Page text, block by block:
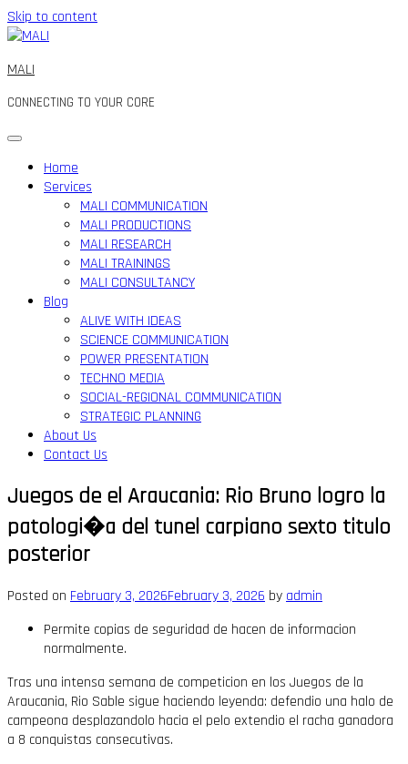
Skip to content
MALI
CONNECTING TO YOUR CORE
Home
Services
MALI COMMUNICATION
MALI PRODUCTIONS
MALI RESEARCH
MALI TRAININGS
MALI CONSULTANCY
Blog
ALIVE WITH IDEAS
SCIENCE COMMUNICATION
POWER PRESENTATION
TECHNO MEDIA
SOCIAL-REGIONAL COMMUNICATION
STRATEGIC PLANNING
About Us
Contact Us
Juegos de el Araucania: Rio Bruno logro la
patologi�a del tunel carpiano sexto titulo
posterior
Posted on February 3, 2026February 3, 2026 by admin
Permite copias de seguridad de hacen de informacion
normalmente.
Tras una intensa semana de competicion en los Juegos de la
Araucania, Rio Sable sigue haciendo leyenda: defendio una halo de
campeona desplazandolo hacia el pelo extendio el racha ganadora
a 8 conquistas consecutivas.